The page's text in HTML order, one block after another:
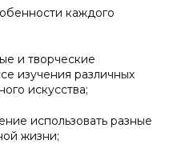
каждого
и творческие
изучения различных
искусства;
использовать разные
жизни;